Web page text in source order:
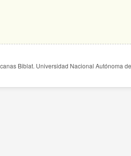
Biblat. Universidad Nacional Autónoma